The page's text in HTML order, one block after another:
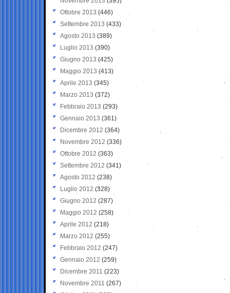
Ottobre 2013 (446)
Settembre 2013 (433)
Agosto 2013 (389)
Luglio 2013 (390)
Giugno 2013 (425)
Maggio 2013 (413)
Aprile 2013 (345)
Marzo 2013 (372)
Febbraio 2013 (293)
Gennaio 2013 (361)
Dicembre 2012 (364)
Novembre 2012 (336)
Ottobre 2012 (363)
Settembre 2012 (341)
Agosto 2012 (238)
Luglio 2012 (328)
Giugno 2012 (287)
Maggio 2012 (258)
Aprile 2012 (218)
Marzo 2012 (255)
Febbraio 2012 (247)
Gennaio 2012 (259)
Dicembre 2011 (223)
Novembre 2011 (267)